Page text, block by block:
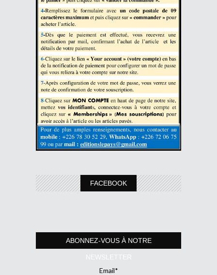
FACEBOOK
ABONNEZ-VOUS À NOTRE
NEWSLETTER
Email*